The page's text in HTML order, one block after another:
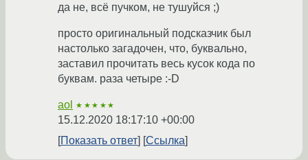
да не, всё пучком, не тушуйся ;)
просто оригинальный подсказчик был
настолько загадочен, что, буквально,
заставил прочитать весь кусок кода по
буквам. раза четыре :-D
aol ★★★★★
15.12.2020 18:17:10 +00:00
Показать ответ
Ссылка